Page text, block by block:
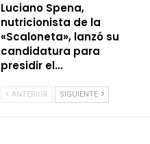
Luciano Spena,
nutricionista de la
«Scaloneta», lanzó su
candidatura para
presidir el…
ANTERIOR SIGUIENTE